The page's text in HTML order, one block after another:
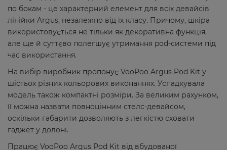
по бокам - це характерний елемент для всіх девайсів
лінійки Argus, незалежно від їх класу. Причому, шкіра
використовується не тільки як декоративна функція,
але ще й суттєво полегшує утримання pod-системи під
час використання.
На вибір виробник пропонує VooPoo Argus Pod Kit у
шістьох різних кольорових виконаннях. Успадкувала
модель також компактні розміри. За великим рахунком,
її можна назвати повноцінним стелс-девайсом,
оскільки габарити дозволяють з легкістю сховати
гаджет у долоні.
Працює VooPoo Argus Pod Kit від вбудованої